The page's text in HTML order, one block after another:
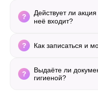
Действует ли
неё входит?
Как записаться и
Выдаёте ли
гигиеной?